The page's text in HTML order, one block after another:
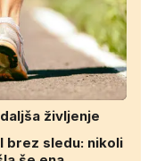
življenje
brez sledu: nikoli